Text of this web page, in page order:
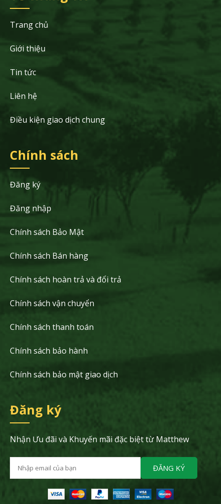
Trang chủ
Giới thiệu
Tin tức
Liên hệ
Điều kiện giao dịch chung
Chính sách
Đăng ký
Đăng nhập
Chính sách Bảo Mật
Chính sách Bán hàng
Chính sách hoàn trả và đổi trả
Chính sách vận chuyển
Chính sách thanh toán
Chính sách bảo hành
Chính sách bảo mật giao dịch
Đăng ký
Nhận Ưu đãi và Khuyến mãi đặc biệt từ Matthew
ĐĂNG KÝ